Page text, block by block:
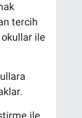
tercih
ile
ile